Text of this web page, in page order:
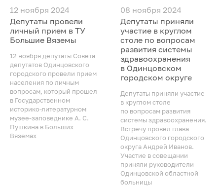
12 ноября 2024
Депутаты провели
личный прием в ТУ
Большие Вяземы
12 ноября депутаты Совета
депутатов Одинцовского
городского провели прием
населения по личным
вопросам, который прошел
в Государственном
историко-литературном
музее-заповеднике А. С.
Пушкина в Больших
Вяземах
08 ноября 2024
Депутаты приняли
участие в круглом
столе по вопросам
развития системы
здравоохранения
в Одинцовском
городском округе
Депутаты приняли участие
в круглом столе
по вопросам развития
системы здравоохранения.
Встречу провел глава
Одинцовского городского
округа Андрей Иванов.
Участие в совещании
приняли руководители
Одинцовской областной
больницы